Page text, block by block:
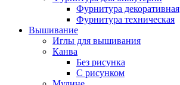
Фурнитура декоративная
Фурнитура техническая
Вышивание
Иглы для вышивания
Канва
Без рисунка
С рисунком